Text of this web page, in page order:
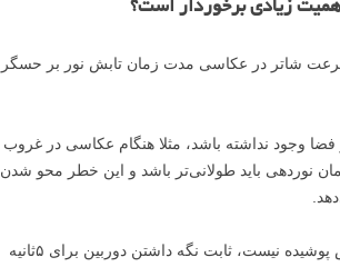
زیادی برخوردار است؟
شاتر در عکاسی مدت زمان تابش نور بر حسگر
فضا وجود نداشته باشد، مثلا هنگام عکاسی در غروب
نوردهی باید طولانی‌تر باشد و این خطر محو شدن
با وجودی که بر هیچکس پوشیده نیست، ثابت نگه داشتن دوربین برای ۵ثانیه